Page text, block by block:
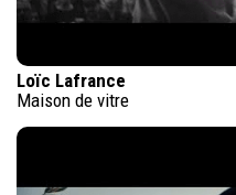
Loïc Lafrance
Maison de vitre